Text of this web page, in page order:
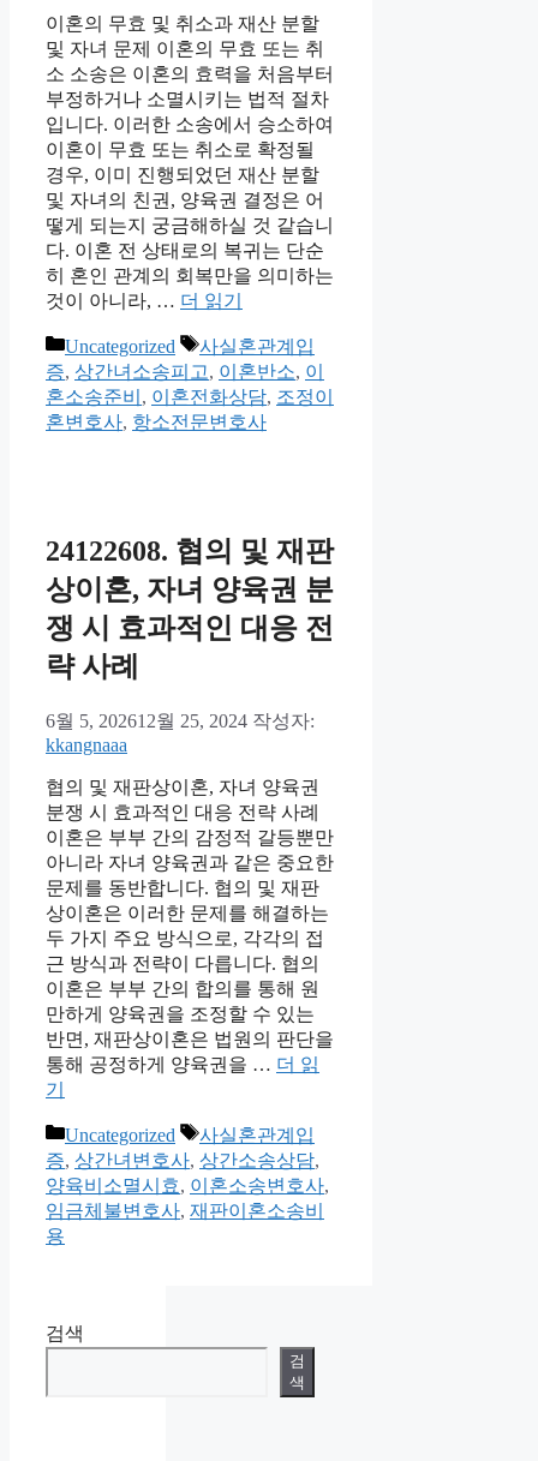
이혼의 무효 및 취소과 재산 분할
및 자녀 문제 이혼의 무효 또는 취
소 소송은 이혼의 효력을 처음부터
부정하거나 소멸시키는 법적 절차
입니다. 이러한 소송에서 승소하여
이혼이 무효 또는 취소로 확정될
경우, 이미 진행되었던 재산 분할
및 자녀의 친권, 양육권 결정은 어
떻게 되는지 궁금해하실 것 같습니
다. 이혼 전 상태로의 복귀는 단순
히 혼인 관계의 회복만을 의미하는
것이 아니라, … 더 읽기
카
테
고
리
Uncategorized
태
그
사실혼관계입
증, 상간녀소송피고, 이혼반소, 이
혼소송준비 , 이혼전화상담, 조정이
혼변호사, 항소전문변호사
24122608. 협의 및 재판
상이혼, 자녀 양육권 분
쟁 시 효과적인 대응 전
략 사례
6월 5, 202612월 25, 2024 작성자:
kkangnaaa
협의 및 재판상이혼, 자녀 양육권
분쟁 시 효과적인 대응 전략 사례
이혼은 부부 간의 감정적 갈등뿐만
아니라 자녀 양육권과 같은 중요한
문제를 동반합니다. 협의 및 재판
상이혼은 이러한 문제를 해결하는
두 가지 주요 방식으로, 각각의 접
근 방식과 전략이 다릅니다. 협의
이혼은 부부 간의 합의를 통해 원
만하게 양육권을 조정할 수 있는
반면, 재판상이혼은 법원의 판단을
통해 공정하게 양육권을 … 더 읽
기
카
테
고
리
Uncategorized
태
그
사실혼관계입
증, 상간녀변호사, 상간소송상담,
양육비소멸시효, 이혼소송변호사,
임금체불변호사, 재판이혼소송비
용
검색
검
색